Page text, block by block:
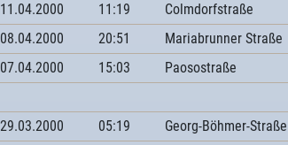
11.04.2000 11:19 Colmdorfstraße
08.04.2000 20:51 Mariabrunner Straße
07.04.2000 15:03 Paosostraße
29.03.2000 05:19 Georg-Böhmer-Straße